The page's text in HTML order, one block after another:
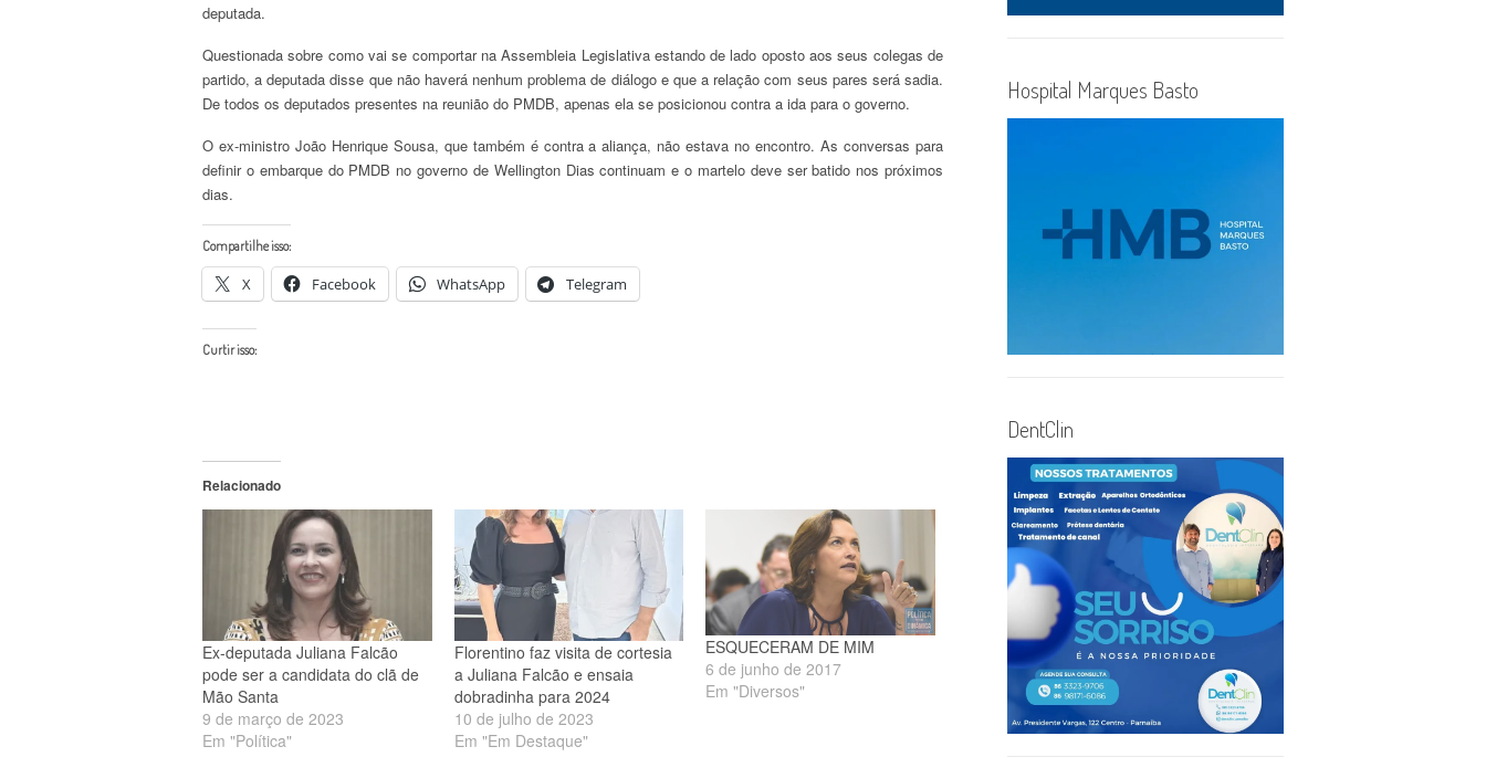
deputada.
Questionada sobre como vai se comportar na Assembleia Legislativa estando de lado oposto aos seus colegas de
partido, a deputada disse que não haverá nenhum problema de diálogo e que a relação com seus pares será sadia.
De todos os deputados presentes na reunião do PMDB, apenas ela se posicionou contra a ida para o governo.
O ex-ministro João Henrique Sousa, que também é contra a aliança, não estava no encontro. As conversas para
definir o embarque do PMDB no governo de Wellington Dias continuam e o martelo deve ser batido nos próximos
dias.
Compartilhe isso:
X Facebook WhatsApp Telegram
Curtir isso:
Relacionado
Ex-deputada Juliana Falcão
pode ser a candidata do clã de
Mão Santa
9 de março de 2023
Em "Política"
Florentino faz visita de cortesia
a Juliana Falcão e ensaia
dobradinha para 2024
10 de julho de 2023
Em "Em Destaque"
ESQUECERAM DE MIM
6 de junho de 2017
Em "Diversos"
Hospital Marques Basto
DentClin